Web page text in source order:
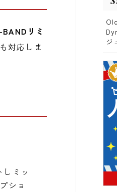
リミ
対応しま
ミッ
ショ
ジ